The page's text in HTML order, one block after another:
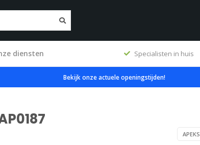
diensten Specialisten in huis
Bekijk onze actuele openingstijden!
APEKS